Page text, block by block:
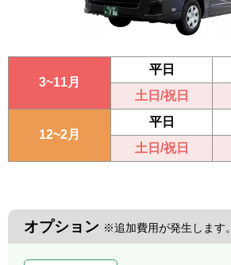
3~11月
平日
土日/祝日
12~2月
平日
土日/祝日
オプション ※追加費用が発生します。